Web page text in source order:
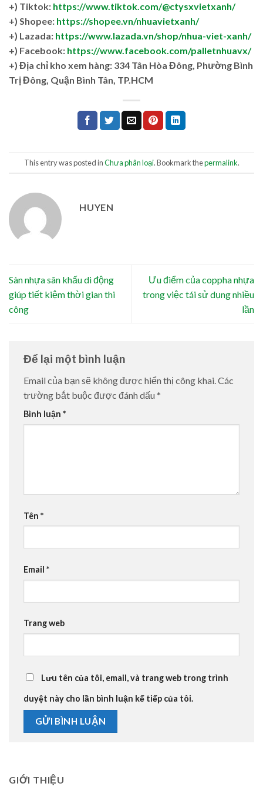
+) Tiktok: https://www.tiktok.com/@ctysxvietxanh/
+) Shopee: https://shopee.vn/nhuavietxanh/
+) Lazada: https://www.lazada.vn/shop/nhua-viet-xanh/
+) Facebook: https://www.facebook.com/palletnhuavx/
+) Địa chỉ kho xem hàng: 334 Tân Hòa Đông, Phường Bình
Trị Đông, Quận Bình Tân, TP.HCM
This entry was posted inChưa phân loại. Bookmark thepermalink.
HUYEN
Sàn nhựa sân khấu di động
giúp tiết kiệm thời gian thi
công
Ưu điểm của coppha nhựa
trong việc tái sử dụng nhiều
lần
Để lại một bình luận
Email của bạn sẽ không được hiển thị công khai.Các
trường bắt buộc được đánh dấu *
Bình luận *
Tên *
Email *
Trang web
Lưu tên của tôi, email, và trang web trong trình
duyệt này cho lần bình luận kế tiếp của tôi.
GIỚI THIỆU